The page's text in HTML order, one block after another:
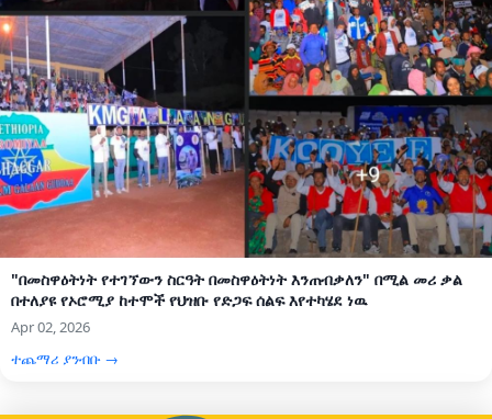
"በመስዋዕትነት የተገኘውን ስርዓት በመስዋዕትነት እንጠብቃለን" በሚል መሪ ቃል
በተለያዩ የኦሮሚያ ከተሞች የህዝቡ የድጋፍ ሰልፍ እየተካሄደ ነዉ
Apr 02, 2026
ተጨማሪ ያንብቡ →